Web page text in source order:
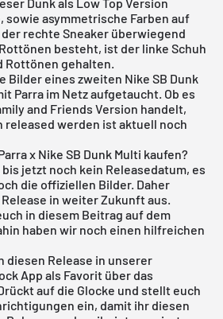
asymmetrische Farben auf
der rechte Sneaker überwiegend
besteht, ist der linke Schuh
Rottönen gehalten.
Bilder eines zweiten Nike SB Dunk
Parra im Netz aufgetaucht. Ob es
and Friends Version handelt,
released werden ist aktuell noch
x Nike SB Dunk Multi kaufen?
bis jetzt noch kein Releasedatum, es
die offiziellen Bilder. Daher
in weiter Zukunft aus.
in diesem Beitrag auf dem
haben wir noch einen hilfreichen
diesen Release in unserer
App als Favorit über das
auf die Glocke und stellt euch
ein, damit ihr diesen